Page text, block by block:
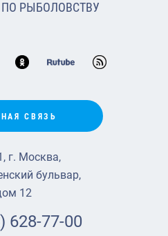
ПО РЫБОЛОВСТВУ
СВЯЗЬ
г. Москва,
бульвар,
12
628-77-00